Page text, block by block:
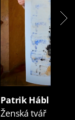
Patrik Hábl
Ženská tvář